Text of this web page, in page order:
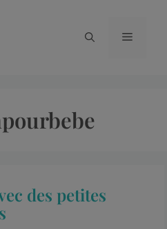
des petites